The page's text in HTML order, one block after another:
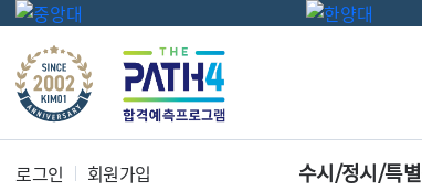
로그인 회원가입 수시/정시/특